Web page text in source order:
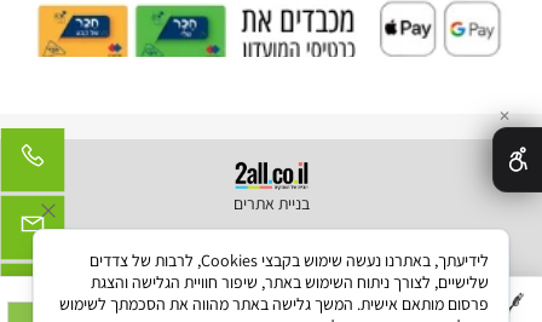
סט קומבי ראש מנוע 56V קרבון
בניית אתרים
✕
לידיעתך, באתרנו נעשה שימוש בקבצי Cookies, לרבות של צדדים
שלישיים, לצורך ניתוח השימוש באתר, שיפור חוויית הגלישה והצגת
פרסום מותאם אישית. המשך גלישה באתר מהווה את הסכמתך לשימוש